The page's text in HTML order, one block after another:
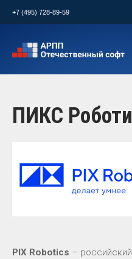
+7 (495) 728-89-59
ПИКС
PIX Robotics –